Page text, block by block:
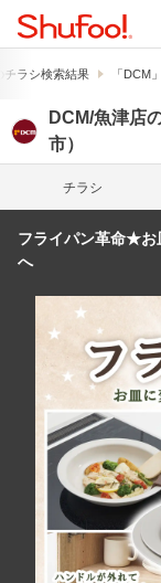
チラシ検索結果 「DCM
DCM/魚津店
市）
チラシ
フライパン革命★お
へ